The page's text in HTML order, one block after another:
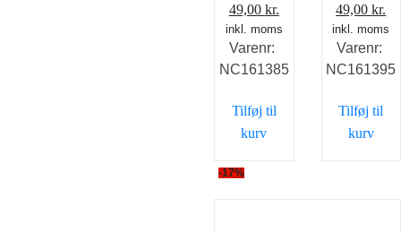
Den
oprindelige
pris
var:
49,00 kr.
aktuelle
er:
inkl. moms
Varenr:
NC161385
Tilføj til
kurv
Den
pris
var:
49,00kr.
er:
inkl. moms
Varenr:
NC161395
Tilføj til
kurv
-17%